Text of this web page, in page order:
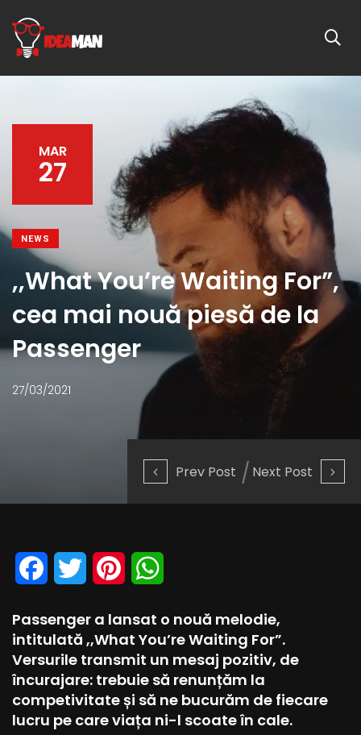
Prev Post Next Post
MAR
27
NEWS
,,What You’re Waiting For”,
cea mai nouă piesă de la
Passenger
27/03/2021
Facebook
Twitter Pinterest
Passenger a lansat o nouă melodie,
intitulată ,,What You’re Waiting For”.
Versurile transmit un mesaj pozitiv, de
încurajare: trebuie să renunțăm la
competivitate și să ne bucurăm de fiecare
lucru pe care viața ni-l scoate în cale.